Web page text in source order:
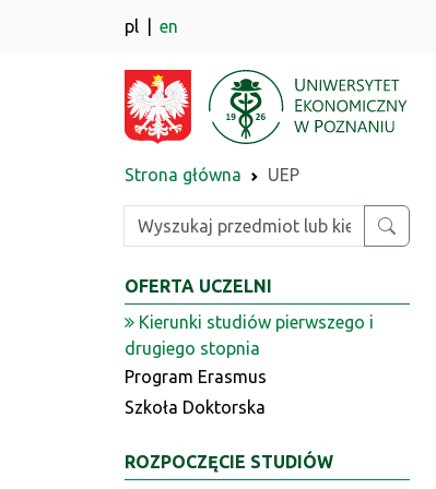
pl en
Strona główna UEP
Wpisz szukaną frazę
OFERTA UCZELNI
Kierunki studiów pierwszego i
drugiego stopnia
Program Erasmus
Szkoła Doktorska
ROZPOCZĘCIE STUDIÓW